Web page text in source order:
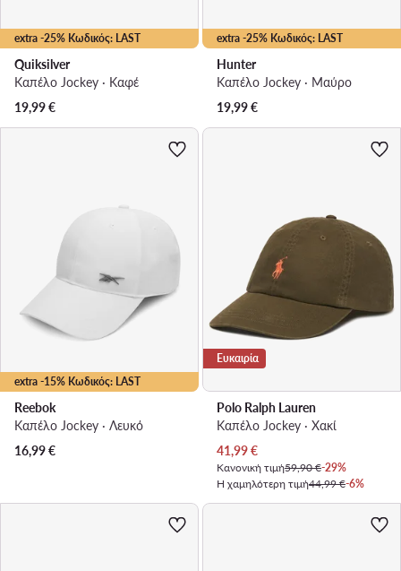
extra -25% Κωδικός: LAST
Quiksilver
Καπέλο Jockey · Καφέ
19,99€
extra -25% Κωδικός: LAST
Hunter
Καπέλο Jockey · Μαύρο
19,99€
extra -15% Κωδικός: LAST
Reebok
Καπέλο Jockey · Λευκό
16,99€
Ευκαιρία
Polo Ralph Lauren
Καπέλο Jockey · Χακί
Τρέχουσα τιμή
41,99€
Κανονική τιμή59,90 €-29%
Η χαμηλότερη τιμή44,99 €-6%